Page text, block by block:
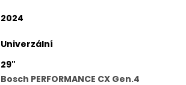
2024
Univerzální
29"
Bosch PERFORMANCE CX Gen.4